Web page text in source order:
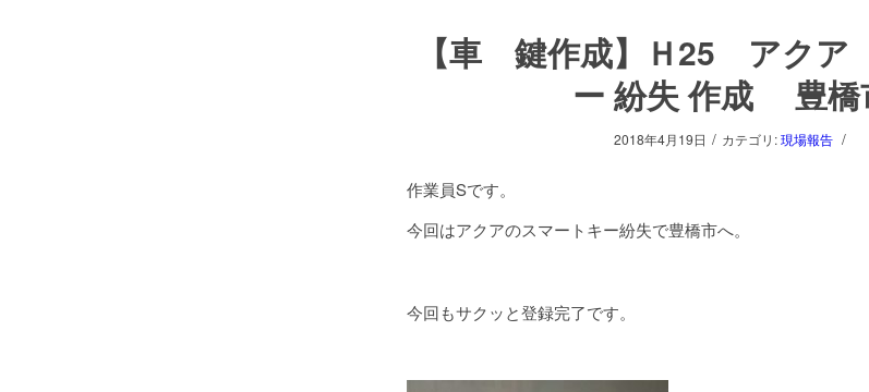
【車 鍵作成】Ｈ25 アク
ー 紛失 作成 豊橋
2018年4月19日 / カテゴリ:現場報告 /
作業員Sです。
今回はアクアのスマートキー紛失で豊橋市へ。
今回もサクッと登録完了です。